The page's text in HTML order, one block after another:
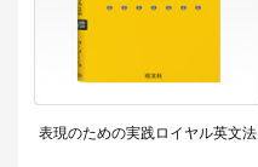
表現のための実践ロイヤル英文法